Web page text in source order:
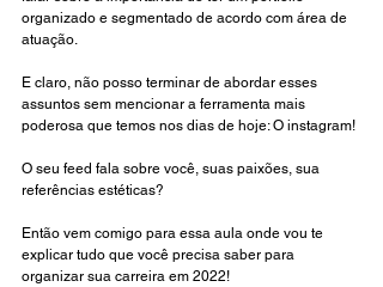
organizado e segmentado de acordo com área de
atuação.
E claro, não posso terminar de abordar esses
assuntos sem mencionar a ferramenta mais
poderosa que temos nos dias de hoje: O instagram!
O seu feed fala sobre você, suas paixões, sua
referências estéticas?
Então vem comigo para essa aula onde vou te
explicar tudo que você precisa saber para
organizar sua carreira em 2022!